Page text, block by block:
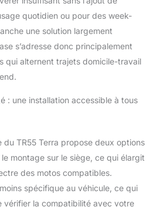
quotidien ou pour des week-
une solution largement
s’adresse donc principalement
qui alternent trajets domicile-travail
: une installation accessible à tous
du TR55 Terra propose deux options
montage sur le siège, ce qui élargit
des motos compatibles.
spécifique au véhicule, ce qui
vérifier la compatibilité avec votre